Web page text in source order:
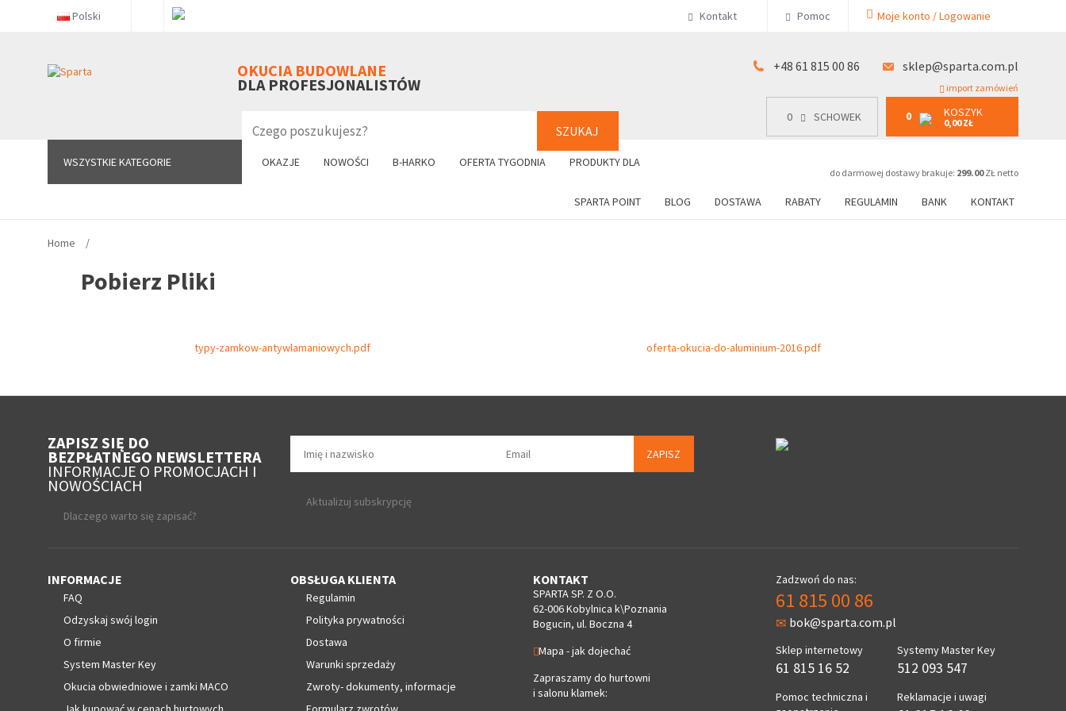
Polski Kontakt Pomoc Moje konto / Logowanie
OKUCIA BUDOWLANE
DLA PROFESJONALISTÓW
SZUKAJ
+48 61 815 00 86 sklep@sparta.com.pl
import zamówień
0 SCHOWEK 0 KOSZYK
0,00 ZŁ
do darmowej dostawy brakuje: 299.00ZŁ netto
WSZYSTKIE KATEGORIE OKAZJE NOWOŚCI B-HARKO OFERTA TYGODNIA PRODUKTY DLA
SPARTA POINT BLOG DOSTAWA RABATY REGULAMIN BANK KONTAKT
WSZYSTKIE KATEGORIE 0 SCHOWEK 0 KOSZYK
0,00 ZŁ
+48 61 815 00 86
Home
Pobierz Pliki
typy-zamkow-antywlamaniowych.pdf oferta-okucia-do-aluminium-2016.pdf
ZAPISZ SIĘ DO
BEZPŁATNEGO NEWSLETTERA
INFORMACJE O PROMOCJACH I
NOWOŚCIACH
Dlaczego warto się zapisać?
ZAPISZ
Aktualizuj subskrypcję
INFORMACJE
FAQ
Odzyskaj swój login
O firmie
System Master Key
Okucia obwiedniowe i zamki MACO
OBSŁUGA KLIENTA
Regulamin
Polityka prywatności
Dostawa
Warunki sprzedaży
Zwroty- dokumenty, informacje
KONTAKT
SPARTA SP. Z O.O.
62-006 Kobylnica k\Poznania
Bogucin, ul. Boczna 4
Mapa - jak dojechać
Zapraszamy do hurtowni
i salonu klamek:
Zadzwoń do nas:
61 815 00 86
bok@sparta.com.pl
Sklep internetowy
61 815 16 52
Pomoc techniczna i
Systemy Master Key
512 093 547
Reklamacje i uwagi